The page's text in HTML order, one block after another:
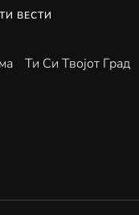
ВЕСТИ
Ти Си Твојот Град